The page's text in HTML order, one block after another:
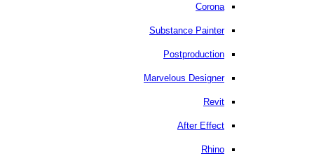
Corona
Substance Painter
Postproduction
Marvelous Designer
Revit
After Effect
Rhino